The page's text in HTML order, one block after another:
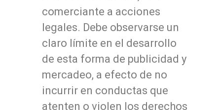
comerciante a acciones
legales. Debe observarse un
claro límite en el desarrollo
de esta forma de publicidad y
mercadeo, a efecto de no
incurrir en conductas que
atenten o violen los derechos